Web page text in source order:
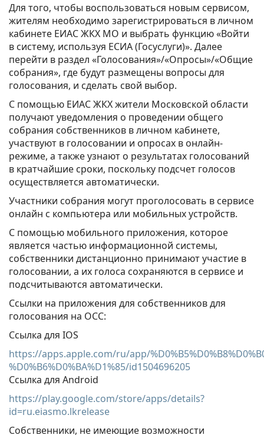
Для того, чтобы воспользоваться новым сервисом,
жителям необходимо зарегистрироваться в личном
кабинете ЕИАС ЖКХ МО и выбрать функцию «Войти
в систему, используя ЕСИА (Госуслуги)». Далее
перейти в раздел «Голосования»/«Опросы»/«Общие
собрания», где будут размещены вопросы для
голосования, и сделать свой выбор.
С помощью ЕИАС ЖКХ жители Московской области
получают уведомления о проведении общего
собрания собственников в личном кабинете,
участвуют в голосовании и опросах в онлайн-
режиме, а также узнают о результатах голосований
в кратчайшие сроки, поскольку подсчет голосов
осуществляется автоматически.
Участники собрания могут проголосовать в сервисе
онлайн с компьютера или мобильных устройств.
С помощью мобильного приложения, которое
является частью информационной системы,
собственники дистанционно принимают участие в
голосовании, а их голоса сохраняются в сервисе и
подсчитываются автоматически.
Ссылки на приложения для собственников для
голосования на ОСС:
Ссылка для IOS
https://apps.apple.com/ru/app/
%D0%B6%D0%BA%D1%85/id1504696205
Ссылка для Android
https://play.google.com/store/apps/details?
id=ru.eiasmo.lkrelease
Собственники, не имеющие возможности